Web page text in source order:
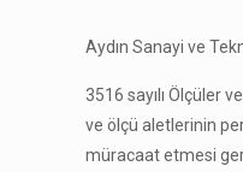
Aydın Sanayi ve
3516 sayılı Ölçüler
ve ölçü aletlerinin
müracaat etmesi